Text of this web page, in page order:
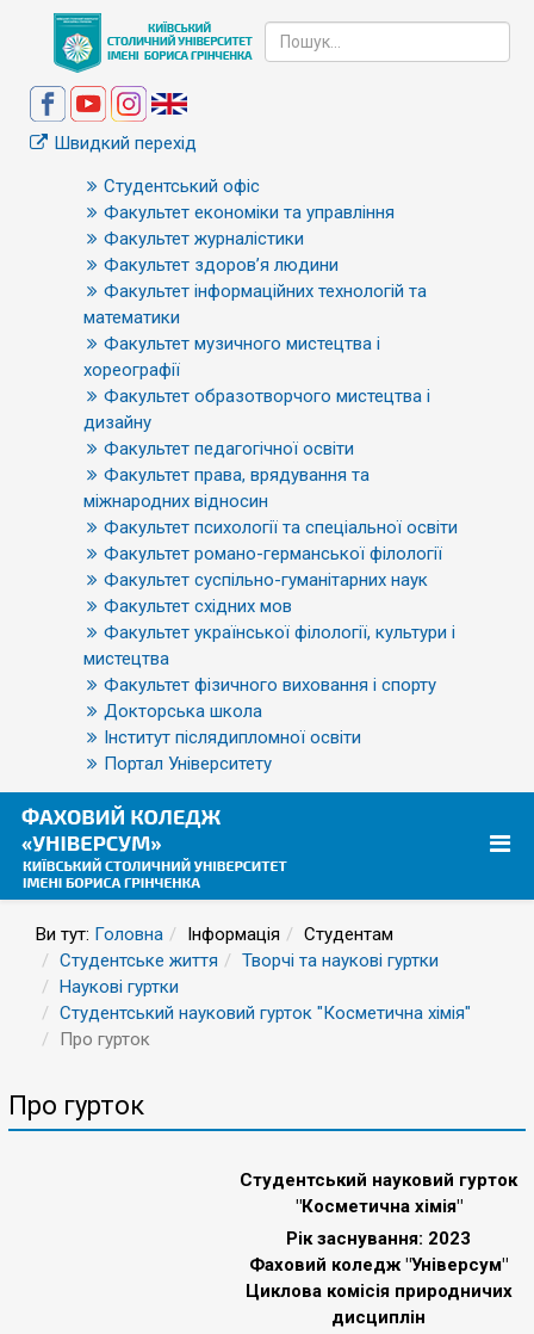
Швидкий перехід
Студентський офіс
Факультет економіки та управління
Факультет журналістики
Факультет здоров’я людини
Факультет інформаційних технологій та
математики
Факультет музичного мистецтва і
хореографії
Факультет образотворчого мистецтва і
дизайну
Факультет педагогічної освіти
Факультет права, врядування та
міжнародних відносин
Факультет психології та спеціальної освіти
Факультет романо-германської філології
Факультет суспільно-гуманітарних наук
Факультет східних мов
Факультет української філології, культури і
мистецтва
Факультет фізичного виховання і спорту
Докторська школа
Інститут післядипломної освіти
Портал Університету
Ви тут: Головна Інформація
Студентам
Студентське життя
Творчі та наукові гуртки
Наукові гуртки
Студентський науковий гурток "Косметична хімія"
Про гурток
Про гурток
Студентський науковий гурток
"Косметична хімія"
Рік заснування: 2023
Фаховий коледж "Універсум"
Циклова комісія природничих
дисциплін